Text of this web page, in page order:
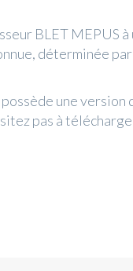
BLET MEPUS
déterminée
une version
pas à